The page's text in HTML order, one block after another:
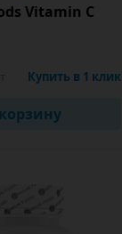
Vitamin C
Купить в 1 клик